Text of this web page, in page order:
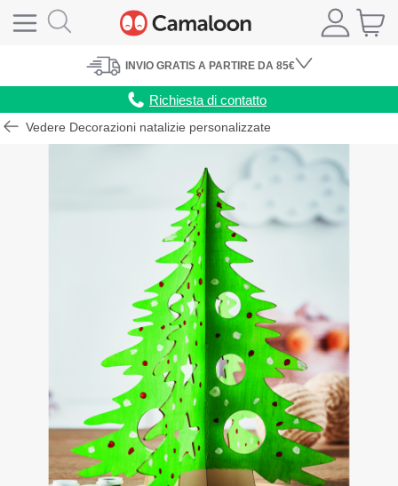
INVIO GRATIS A PARTIRE DA 85€
Richiesta di contatto
Vedere Decorazioni natalizie personalizzate